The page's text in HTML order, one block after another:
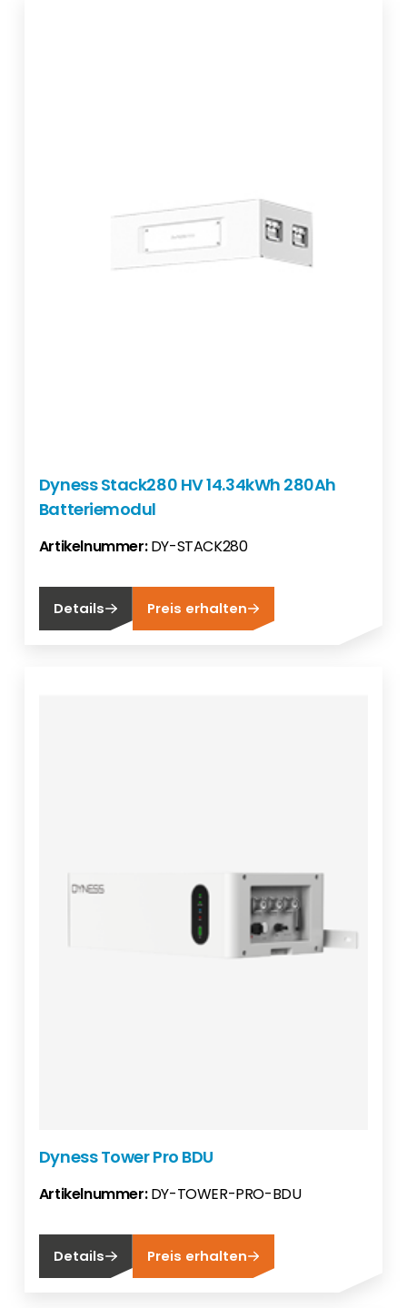
Dyness Stack280 HV 14.34kWh 280Ah
Batteriemodul
Artikelnummer:DY-STACK280
Details Preis erhalten
Dyness Tower Pro BDU
Artikelnummer:DY-TOWER-PRO-BDU
Details Preis erhalten